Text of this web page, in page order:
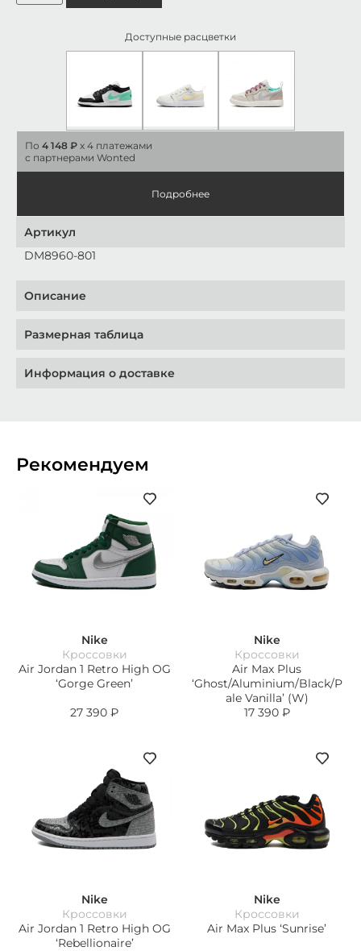
Доступные расцветки
По 4 148 ₽ x 4 платежами
с партнерами Wonted
Подробнее
Артикул
DM8960-801
Описание
Размерная таблица
Информация о доставке
Рекомендуем
Nike
Кроссовки
Air Jordan 1 Retro High OG
‘Gorge Green’
27 390 ₽
Nike
Кроссовки
Air Max Plus
‘Ghost/Aluminium/Black/P
ale Vanilla’ (W)
17 390 ₽
Nike
Кроссовки
Air Jordan 1 Retro High OG
‘Rebellionaire’
Nike
Кроссовки
Air Max Plus ‘Sunrise’